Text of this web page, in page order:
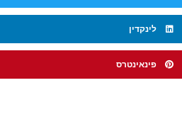
לינקדין
פינאינטרס